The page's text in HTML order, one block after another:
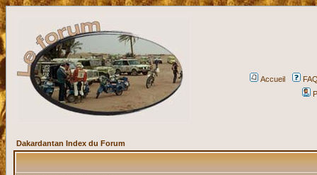
Accueil
Dakardantan Index du Forum